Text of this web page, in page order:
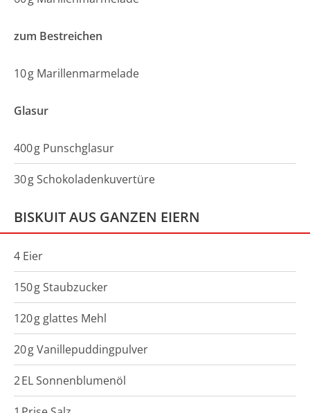
zum Bestreichen
10g Marillenmarmelade
Glasur
400g Punschglasur
30gSchokoladenkuvertüre
BISKUIT AUS GANZEN EIERN
4 Eier
150gStaubzucker
120g glattes Mehl
20gVanillepuddingpulver
2ELSonnenblumenöl